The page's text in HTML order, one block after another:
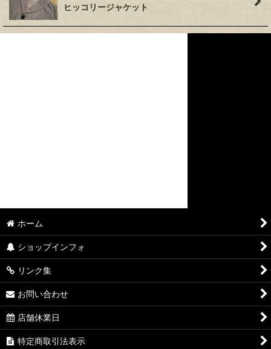
ヒッコリージャケット
ホーム
ショップインフォ
リンク集
お問い合わせ
店舗休業日
特定商取引法表示